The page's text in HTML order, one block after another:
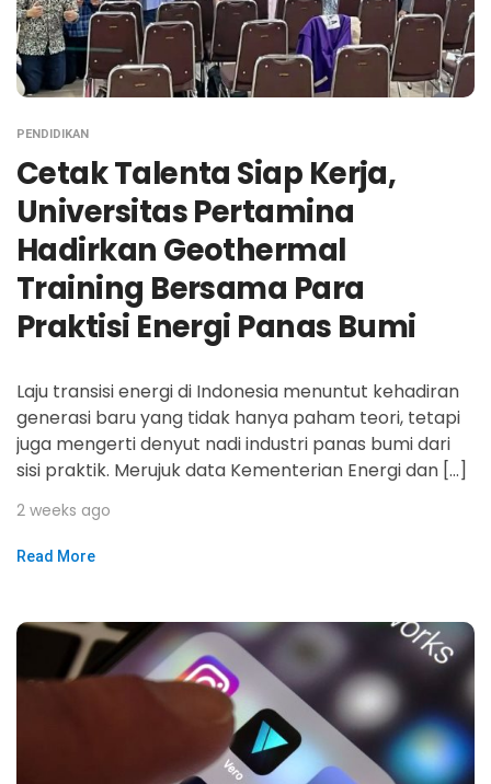
PENDIDIKAN
Cetak Talenta Siap Kerja,
Universitas Pertamina
Hadirkan Geothermal
Training Bersama Para
Praktisi Energi Panas Bumi
Laju transisi energi di Indonesia menuntut kehadiran
generasi baru yang tidak hanya paham teori, tetapi
juga mengerti denyut nadi industri panas bumi dari
sisi praktik. Merujuk data Kementerian Energi dan […]
2 weeks ago
Read More